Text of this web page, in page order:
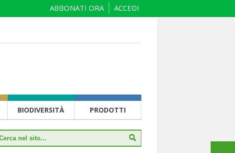
ACCEDI
ABBONATI ORA
BIODIVERSITÀ PRODOTTI